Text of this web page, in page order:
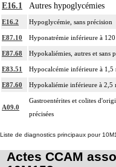
E16.1
Autres hypoglycémies
E16.2 Hypoglycémie, sans précision
E87.10 Hyponatrémie inférieure à
E87.68 Hypokaliémies, autres et sans
E83.51 Hypocalcémie inférieure à
E87.60 Hypokaliémie inférieure à
A09.0
Gastroentérites et colites
précisées
Liste de diagnostics principaux pour
Actes CCAM